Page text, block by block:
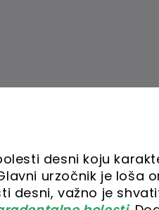
desni koju
urzočnik je loša
desni, važno je